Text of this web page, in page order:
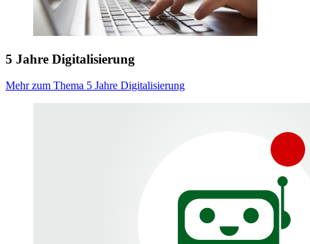
5 Jahre Digitalisierung
Mehr zum Thema 5 Jahre Digitalisierung